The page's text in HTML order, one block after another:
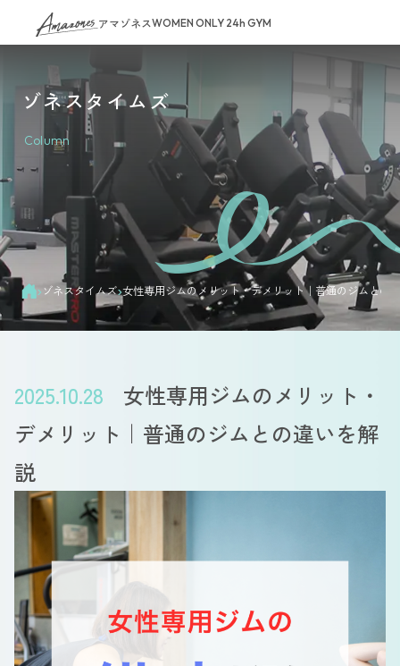
アマゾネスWOMEN ONLY 24h GYM
ゾネスタイムズ
Column
›ゾネスタイムズ›女性専用ジムのメリット・デメリット｜普通のジムとの
2025.10.28
女性専用ジムのメリット・
デメリット｜普通のジムとの違いを解
説